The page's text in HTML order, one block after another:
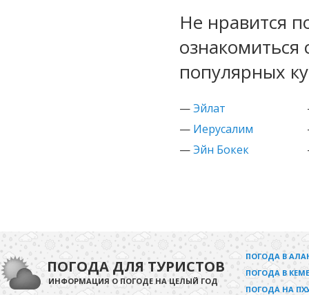
Не нравится
популярных
—Эйлат
— Иерусалим
—Эйн Бокек
ПОГОДА ДЛЯ ТУРИСТОВ
ИНФОРМАЦИЯ О ПОГОДЕ НА ЦЕЛЫЙ ГОД
ПОГОДА В
ПОГОДА В
ПОГОДА НА